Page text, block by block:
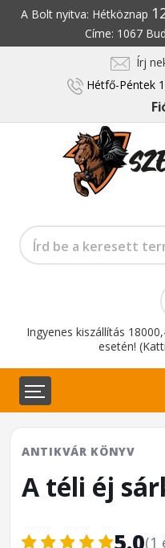
A Bolt nyitva: Hétköznap
Címe: 1067
Írj
Hétfő-Péntek
Ingyenes kiszállítás
esetén!
ANTIKVÁR KÖNYV
A téli éj
5.0(1